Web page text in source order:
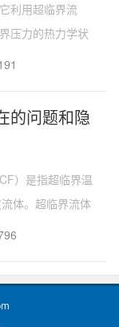
利用超临界流
压力的热力学状
特定成分，以达
的问题和隐
）是指超临界温
体。超临界流体
似，但扩散系数